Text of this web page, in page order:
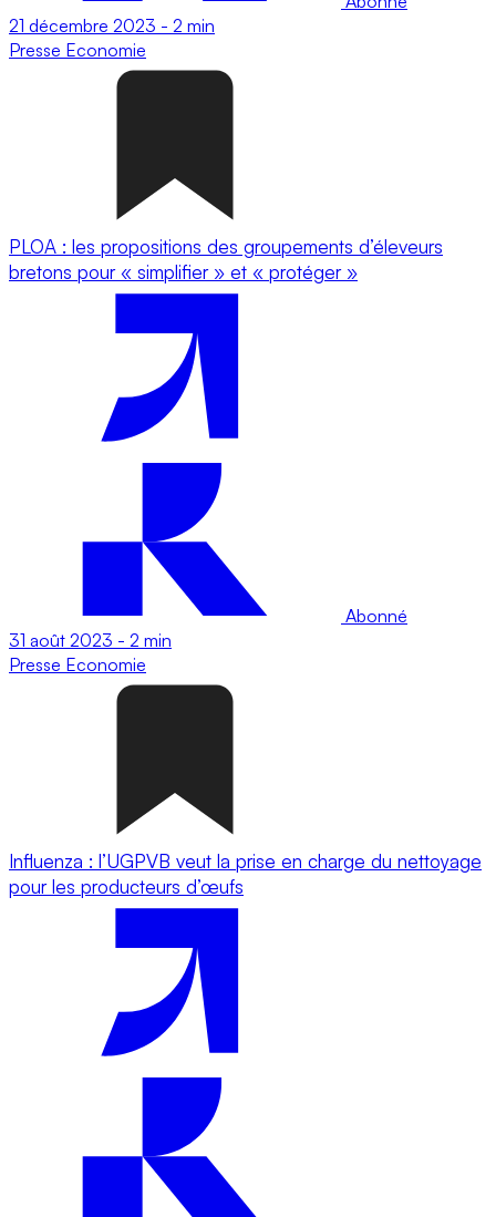
21 décembre 2023 - 2 min
Presse Economie
PLOA : les propositions des groupements d’éleveurs
bretons pour « simplifier » et « protéger »
Abonné
31 août 2023 - 2 min
Presse Economie
Influenza : l’UGPVB veut la prise en charge du nettoyage
pour les producteurs d’œufs